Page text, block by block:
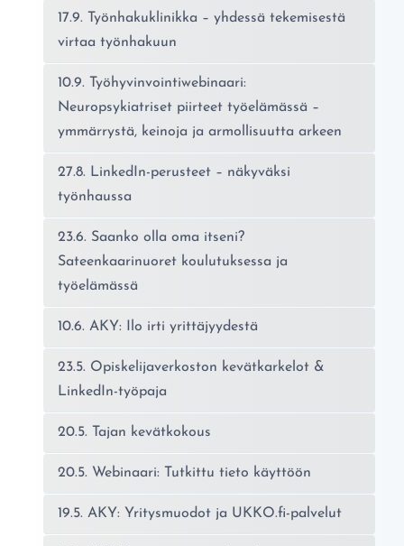
17.9. Työnhakuklinikka – yhdessä tekemisestä
virtaa työnhakuun
10.9. Työhyvinvointiwebinaari:
Neuropsykiatriset piirteet työelämässä –
ymmärrystä, keinoja ja armollisuutta arkeen
27.8. LinkedIn-perusteet – näkyväksi
työnhaussa
23.6. Saanko olla oma itseni?
Sateenkaarinuoret koulutuksessa ja
työelämässä
10.6. AKY: Ilo irti yrittäjyydestä
23.5. Opiskelijaverkoston kevätkarkelot &
LinkedIn-työpaja
20.5. Tajan kevätkokous
20.5. Webinaari: Tutkittu tieto käyttöön
19.5. AKY: Yritysmuodot ja UKKO.fi-palvelut